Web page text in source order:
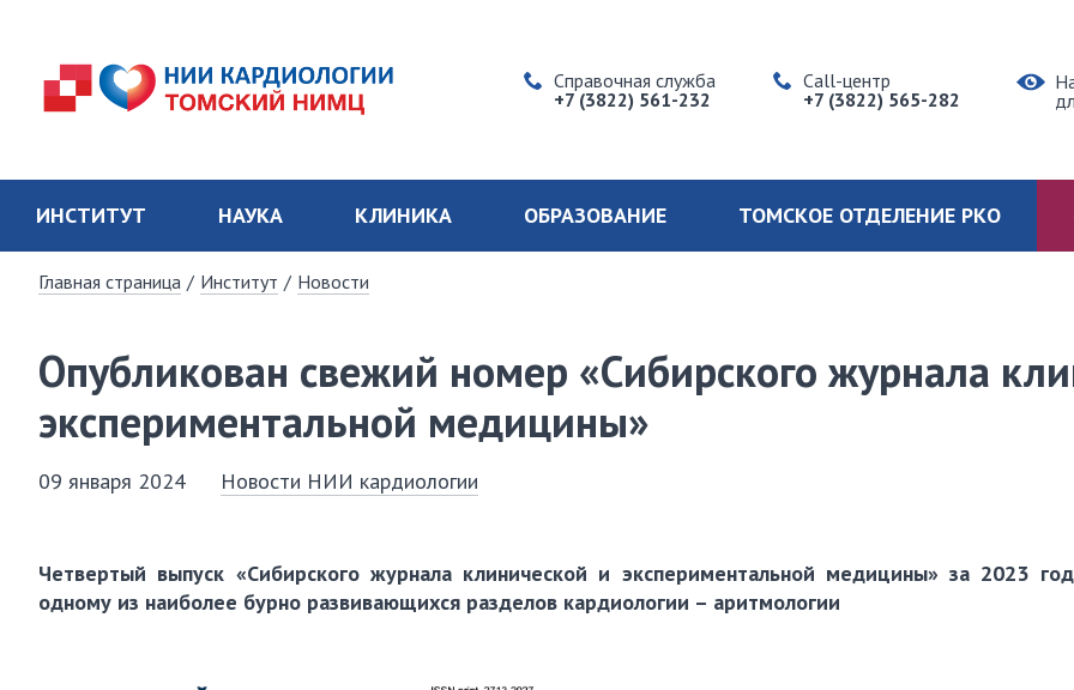
Справочная служба
+7 (3822) 561-232
Call-центр
+7 (3822) 565-282
ИНСТИТУТ НАУКА КЛИНИКА ОБРАЗОВАНИЕ ТОМСКОЕ ОТДЕЛЕНИЕ РКО
Главная страница / Институт / Новости
Опубликован свежий номер «Cибиpcкoгo жypнaлa
экcпepимeнтaльнoй мeдицины»
09 января 2024 Новости НИИ кардиологии
Четвертый выпуск «Cибиpcкoгo жypнaлa клиничecкoй и экcпepимeнтaльнoй мeдицины» за 2023
одному из наиболее бурно развивающихся разделов кардиологии – аритмологии